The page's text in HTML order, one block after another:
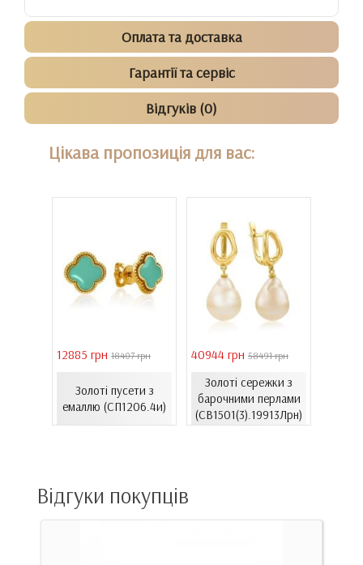
Оплата та доставка
Гарантії та сервіс
Відгуків (0)
Цікава пропозиція для вас:
12885 грн 18407 грн
Золоті пусети з
емаллю (СП1206.4и)
40944 грн 58491 грн
Золоті сережки з
барочними перлами
(СВ1501(3).19913Лрн)
Відгуки покупців